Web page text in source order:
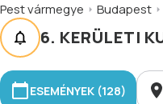
Pest vármegye Budapest
6. KERÜLETI
ESEMÉNYEK (128)